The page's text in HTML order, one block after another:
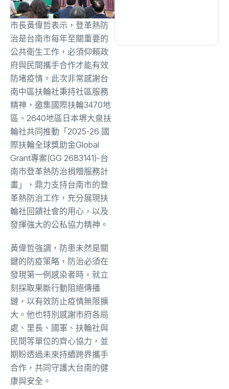
市長黃偉哲表示，登革熱防
治是台南市每年至關重要的
公共衛生工作，必須仰賴政
府與民間攜手合作才能有效
防堵疫情。此次非常感謝台
南中區扶輪社秉持社區服務
精神，邀集國際扶輪3470地
區、2640地區日本堺大泉扶
輪社共同推動「2025-26 國
際扶輪全球獎助金Global
Grant專案(GG 2683141)-台
南市登革熱防治捐贈服務計
畫」，鼎力支持台南市的登
革熱防治工作，充分展現扶
輪社回饋社會的用心，以及
發揮強大的公私協力精神。
黃偉哲強調，防患未然是關
鍵的防疫策略，防治必須在
發現第一例感染者時，就立
刻採取果斷行動阻絕傳播
鏈，以有效防止疫情無限擴
大。他也特別感謝市府各局
處、里長、國軍、扶輪社與
民間等單位的齊心協力，並
期盼透過未來持續跨界攜手
合作，共同守護大台南的健
康與安全。